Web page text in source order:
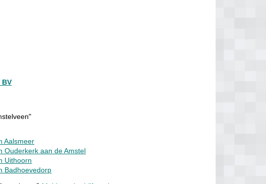
BV
Aalsmeer
Ouderkerk aan de Amstel
Uithoorn
Badhoevedorp